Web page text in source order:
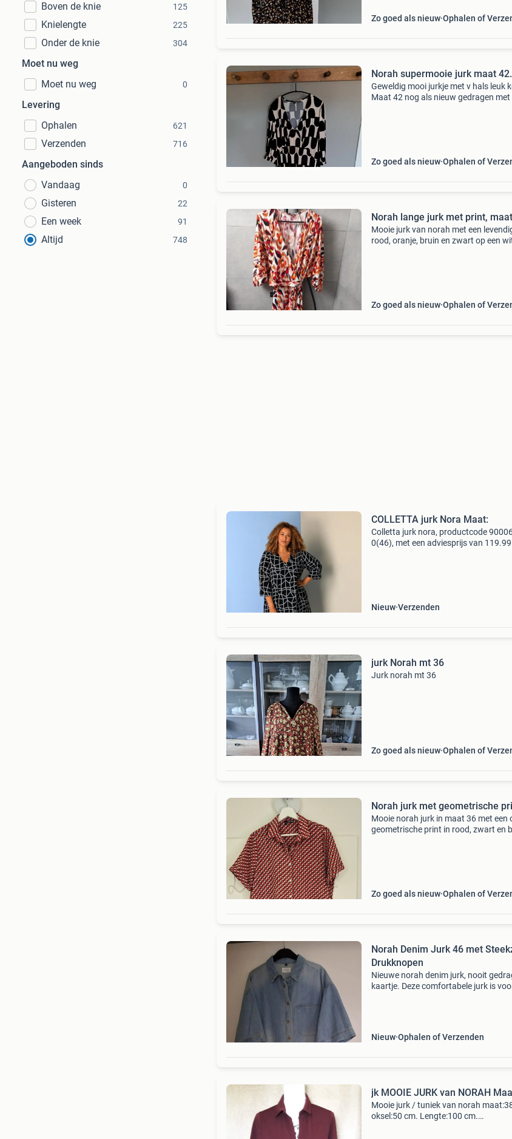
Boven de knie
125
Knielengte 225
Onder de knie 304
Moet nu weg
Moet nu weg
0
Levering
Ophalen
621
Verzenden 716
Aangeboden sinds
Vandaag
0
Gisteren 22
Een week 91
Altijd 748
Zo goed als nieuw Ophalen of
Norah supermooie jurk maat 42.
Geweldig mooi jurkje met v hals leuk
Maat 42 nog als nieuw gedragen met
Zo goed als nieuw Ophalen of
Norah lange jurk met print,
Mooie jurk van norah met een
rood, oranje, bruin en zwart op een
Zo goed als nieuw Ophalen of
COLLETTA jurk Nora Maat:
Colletta jurk nora, productcode
0(46), met een adviesprijs van
Nieuw Verzenden
jurk Norah mt 36
Jurk norah mt 36
Zo goed als nieuw Ophalen of
Norah jurk met geometrische
Mooie norah jurk in maat 36 met een
geometrische print in rood, zwart en
Zo goed als nieuw Ophalen of
Norah Denim Jurk 46 met
Drukknopen
Nieuwe norah denim jurk, nooit
kaartje. Deze comfortabele jurk is
Nieuw Ophalen of Verzenden
jk MOOIE JURK van NORAH
Mooie jurk / tuniek van norah
oksel:50 cm. Lengte:100 cm.